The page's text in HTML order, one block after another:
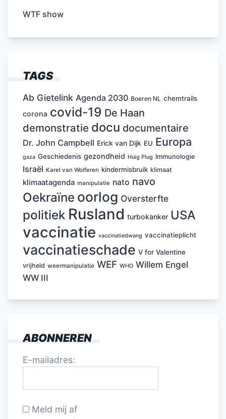
WTF show
TAGS
Ab Gietelink Agenda 2030 Boeren NL chemtrails
corona covid-19 De Haan
demonstratie docu documentaire
Dr. John Campbell Erick van Dijk EU Europa
gaza Geschiedenis gezondheid Huig Plug Immunologie
Israël Karel van Wolferen kindermisbruik klimaat
klimaatagenda manipulatie nato navo
Oekraïne oorlog Oversterfte
politiek Rusland turbokanker USA
vaccinatie vaccinatiedwang vaccinatieplicht
vaccinatieschade V for Valentine
vrijheid weermanipulatie WEF WHO Willem Engel
WW III
ABONNEREN
E-mailadres:
Meld mij af